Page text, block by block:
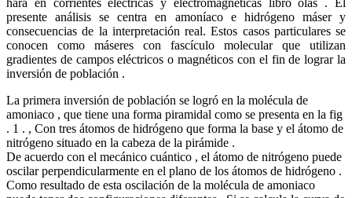
presente análisis se centra en amoníaco e hidrógeno máser y
consecuencias de la interpretación real. Estos casos particulares se
conocen como máseres con fascículo molecular que utilizan
gradientes de campos eléctricos o magnéticos con el fin de lograr la
inversión de población .
La primera inversión de población se logró en la molécula de
amoniaco , que tiene una forma piramidal como se presenta en la fig
. 1 . , Con tres átomos de hidrógeno que forma la base y el átomo de
nitrógeno situado en la cabeza de la pirámide .
De acuerdo con el mecánico cuántico , el átomo de nitrógeno puede
oscilar perpendicularmente en el plano de los átomos de hidrógeno .
Como resultado de esta oscilación de la molécula de amoniaco